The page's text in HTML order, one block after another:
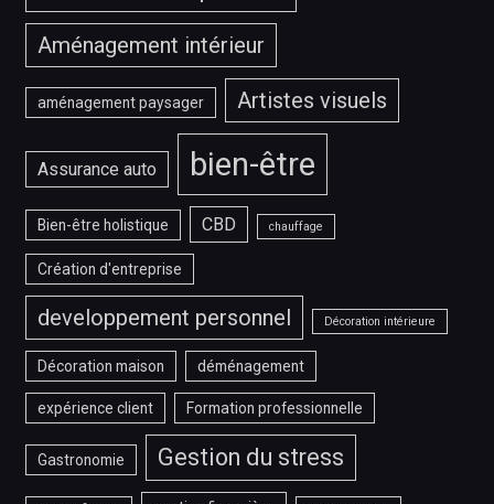
Aménagement intérieur
aménagement paysager Artistes visuels
Assurance auto bien-être
Bien-être holistique CBD chauffage
Création d'entreprise
developpement personnel Décoration intérieure
Décoration maison déménagement
expérience client Formation professionnelle
Gastronomie Gestion du stress